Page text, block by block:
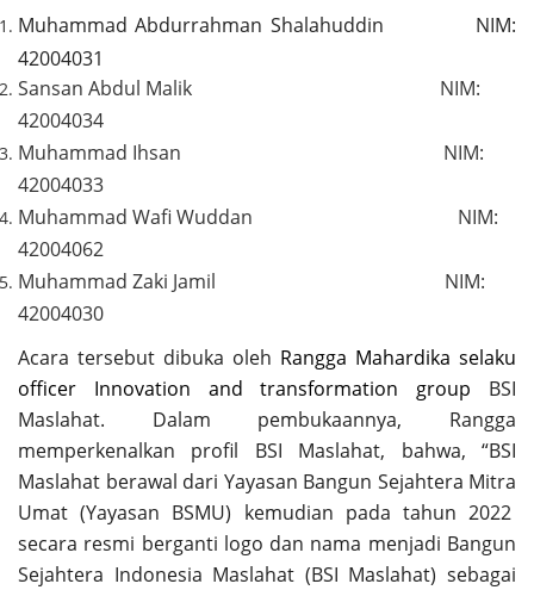
Muhammad Abdurrahman Shalahuddin NIM:
42004031
Sansan Abdul Malik NIM:
42004034
Muhammad Ihsan NIM:
42004033
Muhammad Wafi Wuddan NIM:
42004062
Muhammad Zaki Jamil NIM:
42004030
Acara tersebut dibuka oleh Rangga Mahardika selaku
officer Innovation and transformation group BSI
Maslahat. Dalam pembukaannya, Rangga
memperkenalkan profil BSI Maslahat, bahwa, “BSI
Maslahat berawal dari Yayasan Bangun Sejahtera Mitra
Umat (Yayasan BSMU) kemudian pada tahun 2022
secara resmi berganti logo dan nama menjadi Bangun
Sejahtera Indonesia Maslahat (BSI Maslahat) sebagai